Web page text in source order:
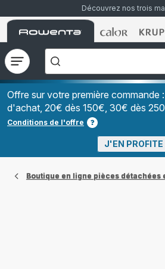
Découvrez nos trois
Accueil
Rowenta
Accueil
Rowenta
Ouvrir
le
menu
recherchez-
vous
?","Aspirateurs
à
Grains","Centrales
Vapeurs","Sèche
Cheveux"]
Offre sur votre première commande
d'achat, 20€ dès 150€, 30€ dès
Conditions de l'offre
J'EN PROFITE
Boutique en ligne pièces détachées